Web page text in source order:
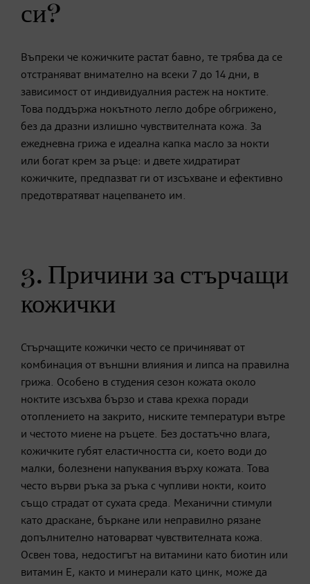
си?
Въпреки че кожичките растат бавно, те трябва да се
отстраняват внимателно на всеки 7 до 14 дни, в
зависимост от индивидуалния растеж на ноктите.
Това поддържа нокътното легло добре обгрижено,
без да дразни излишно чувствителната кожа. За
ежедневна грижа е идеална капка масло за нокти
или богат крем за ръце: и двете хидратират
кожичките, предпазват ги от изсъхване и ефективно
предотвратяват нацепването им.
3. Причини за стърчащи
кожички
Стърчащите кожички често се причиняват от
комбинация от външни влияния и липса на правилна
грижа. Особено в студения сезон кожата около
ноктите изсъхва бързо и става крехка поради
отоплението на закрито, ниските температури вътре
и честото миене на ръцете. Без достатъчно влага,
кожичките губят еластичността си, което води до
малки, болезнени напуквания върху кожата. Това
често върви ръка за ръка с чупливи нокти, които
също страдат от сухата среда. Механични стимули
като драскане, бъркане или неправилно рязане
допълнително натоварват чувствителната кожа.
Освен това, недостигът на витамини като биотин или
витамин Е, както и минерали като цинк, може да